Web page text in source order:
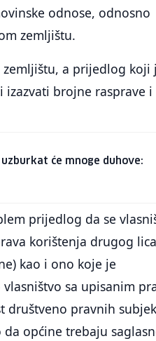
odnose, odnosno
zemljištu.
a prijedlog koji
brojne rasprave i
će mnoge duhove:
prijedlog da se
korištenja drugog
kao i ono koje je
sa upisanim
društveno pravnih
općine trebaju